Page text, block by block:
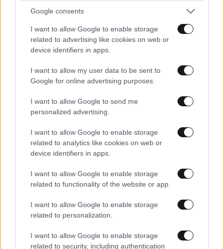
Google consents
I want to allow Google to enable storage
related to advertising like cookies on web or
device identifiers in apps.
I want to allow my user data to be sent to
Google for online advertising purposes.
I want to allow Google to send me
personalized advertising.
I want to allow Google to enable storage
related to analytics like cookies on web or
device identifiers in apps.
I want to allow Google to enable storage
related to functionality of the website or app.
I want to allow Google to enable storage
related to personalization.
I want to allow Google to enable storage
related to security, including authentication
ΚΟΣΜΟΣ2 ω. πριν
Η αυτοκρατορία του «Έντικ» και ο «μεγάλος»
που φέρεται να βρίσκεται πίσω του – Τι ορίζει ο